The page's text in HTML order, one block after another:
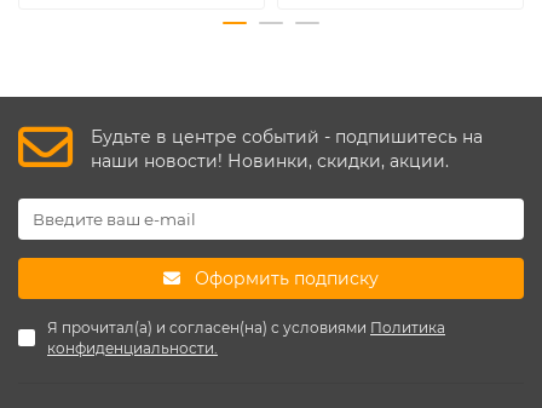
Будьте в центре событий - подпишитесь на
наши новости! Новинки, скидки, акции.
Оформить подписку
Я прочитал(а) и согласен(на) с условиями Политика
конфиденциальности.